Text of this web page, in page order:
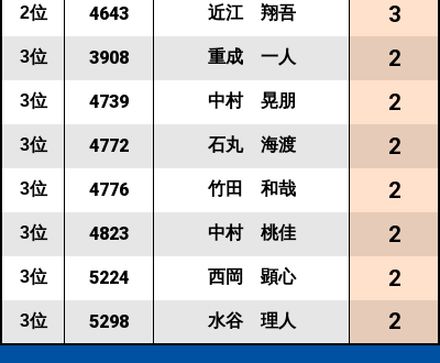
2位 4643 近江 翔吾 3
3位 3908 重成 一人 2
3位 4739 中村 晃朋 2
3位 4772 石丸 海渡 2
3位 4776 竹田 和哉 2
3位 4823 中村 桃佳 2
3位 5224 西岡 顕心 2
3位 5298 水谷 理人 2